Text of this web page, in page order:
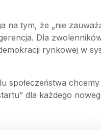
na tym, że „nie
Dla
rynkowej w
społeczeństwa
dla każdego